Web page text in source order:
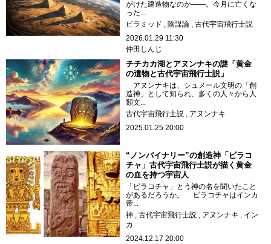
がけた建造物なのか――。今月に亡くな
った...
ピラミッド
陰謀論
古代宇宙飛行士説
2026.01.29 11:30
仲田しんじ
チチカカ湖とアヌンナキの謎「黄金
の遺物と古代宇宙飛行士説」
アヌンナキは、シュメール文明の「創
造神」として知られ、多くの人々から人
類文...
古代宇宙飛行士説
アヌンナキ
2025.01.25 20:00
“ノンバイナリー”の創造神「ビラコ
チャ」古代宇宙飛行士説が描く黄金
の血を持つ宇宙人
「ビラコチャ」とう神の名を聞いたこと
があるだろうか。 ビラコチャはインカ
帝...
神
古代宇宙飛行士説 アヌンナキ
イン
カ
2024.12.17 20:00